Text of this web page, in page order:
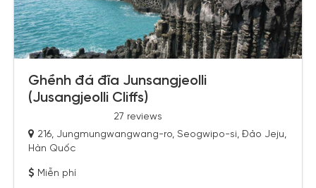
Ghềnh đá đĩa Junsangjeolli
(Jusangjeolli Cliffs)
27 reviews
216, Jungmungwangwang-ro, Seogwipo-si, Đảo Jeju,
Hàn Quốc
Miễn phí